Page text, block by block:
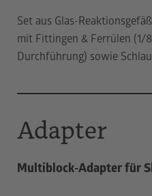
Set aus Glas-
mit Fittingen & Ferrülen (1/
Durchführung) sowie
Adapter
Multiblock-Adapter für